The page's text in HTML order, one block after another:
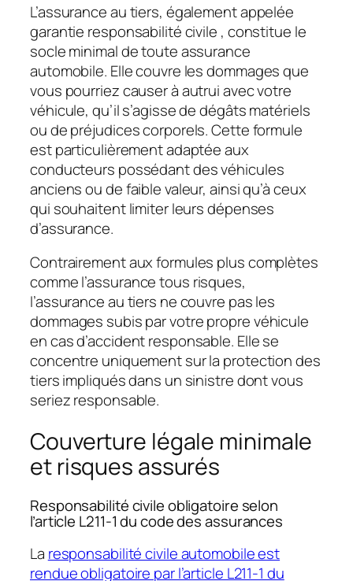
L’assurance au tiers, également appelée
garantie responsabilité civile , constitue le
socle minimal de toute assurance
automobile. Elle couvre les dommages que
vous pourriez causer à autrui avec votre
véhicule, qu’il s’agisse de dégâts matériels
ou de préjudices corporels. Cette formule
est particulièrement adaptée aux
conducteurs possédant des véhicules
anciens ou de faible valeur, ainsi qu’à ceux
qui souhaitent limiter leurs dépenses
d’assurance.
Contrairement aux formules plus complètes
comme l’assurance tous risques,
l’assurance au tiers ne couvre pas les
dommages subis par votre propre véhicule
en cas d’accident responsable. Elle se
concentre uniquement sur la protection des
tiers impliqués dans un sinistre dont vous
seriez responsable.
Couverture légale minimale
et risques assurés
Responsabilité civile obligatoire selon
l’article L211-1 du code des assurances
La responsabilité civile automobile est
rendue obligatoire par l’article L211-1 du